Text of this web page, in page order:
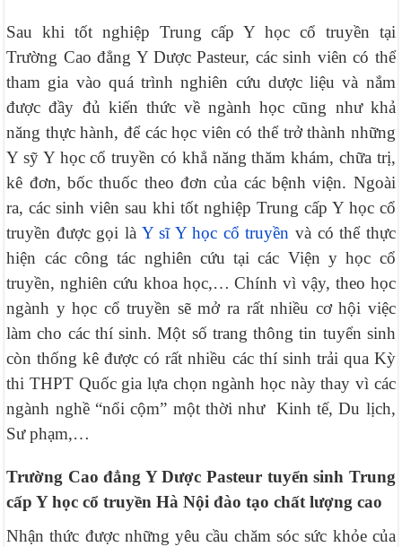
Sau khi tốt nghiệp Trung cấp Y học cổ truyền tại
Trường Cao đẳng Y Dược Pasteur, các sinh viên có thể
tham gia vào quá trình nghiên cứu dược liệu và nắm
được đầy đủ kiến thức về ngành học cũng như khả
năng thực hành, để các học viên có thể trở thành những
Y sỹ Y học cổ truyền có khẳ năng thăm khám, chữa trị,
kê đơn, bốc thuốc theo đơn của các bệnh viện. Ngoài
ra, các sinh viên sau khi tốt nghiệp Trung cấp Y học cổ
truyền được gọi là Y sĩ Y học cổ truyền và có thể thực
hiện các công tác nghiên cứu tại các Viện y học cổ
truyền, nghiên cứu khoa học,… Chính vì vậy, theo học
ngành y học cổ truyền sẽ mở ra rất nhiều cơ hội việc
làm cho các thí sinh. Một số trang thông tin tuyển sinh
còn thống kê được có rất nhiều các thí sinh trải qua Kỳ
thi THPT Quốc gia lựa chọn ngành học này thay vì các
ngành nghề “nổi cộm” một thời như Kinh tế, Du lịch,
Sư phạm,…
Trường Cao đẳng Y Dược Pasteur tuyển sinh Trung
cấp Y học cổ truyền Hà Nội đào tạo chất lượng cao
Nhận thức được những yêu cầu chăm sóc sức khỏe của